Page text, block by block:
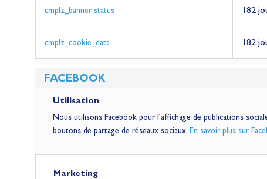
cmplz_banner-status 182
cmplz_cookie_data 182
FACEBOOK
Utilisation
Nous utilisons Facebook pour l’affichage de publications
boutons de partage de réseaux sociaux. En savoir plus sur
Marketing